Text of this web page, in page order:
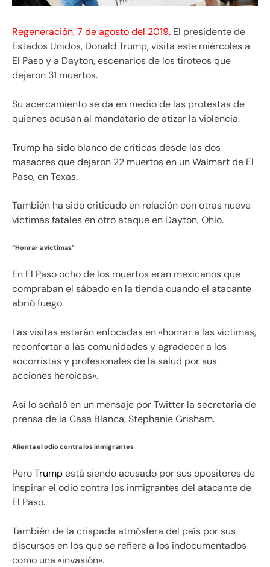
Regeneración, 7 de agosto del 2019. El presidente de
Estados Unidos, Donald Trump, visita este miércoles a
El Paso y a Dayton, escenarios de los tiroteos que
dejaron 31 muertos.
Su acercamiento se da en medio de las protestas de
quienes acusan al mandatario de atizar la violencia.
Trump ha sido blanco de críticas desde las dos
masacres que dejaron 22 muertos en un Walmart de El
Paso, en Texas.
También ha sido criticado en relación con otras nueve
víctimas fatales en otro ataque en Dayton, Ohio.
“Honrar a víctimas”
En El Paso ocho de los muertos eran mexicanos que
compraban el sábado en la tienda cuando el atacante
abrió fuego.
Las visitas estarán enfocadas en «honrar a las víctimas,
reconfortar a las comunidades y agradecer a los
socorristas y profesionales de la salud por sus
acciones heroicas».
Así lo señaló en un mensaje por Twitter la secretaria de
prensa de la Casa Blanca, Stephanie Grisham.
Alienta el odio contra los inmigrantes
PeroTrumpestá siendo acusado por sus opositores de
inspirar el odio contra los inmigrantes del atacante de
El Paso.
También de la crispada atmósfera del país por sus
discursos en los que se refiere a los indocumentados
como una «invasión».